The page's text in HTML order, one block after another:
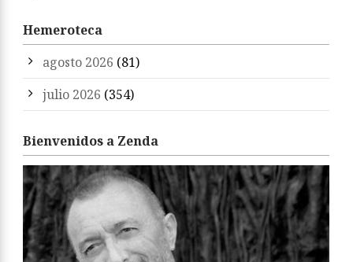
Hemeroteca
agosto 2026 (81)
julio 2026 (354)
Bienvenidos a Zenda